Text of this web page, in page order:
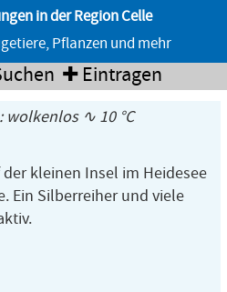
in der Region Celle
Pflanzen und mehr
✚ Eintragen
wolkenlos ∿ 10 °C
kleinen Insel im Heidesee
Ein Silberreiher und viele